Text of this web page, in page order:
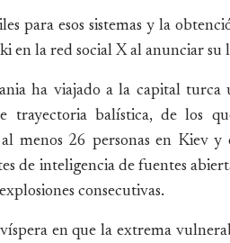
para esos sistemas y la
en la red social X al anunciar su
ha viajado a la capital turca
trayectoria balística, de los
menos 26 personas en Kiev
de inteligencia de fuentes
consecutivas.
en que la extrema